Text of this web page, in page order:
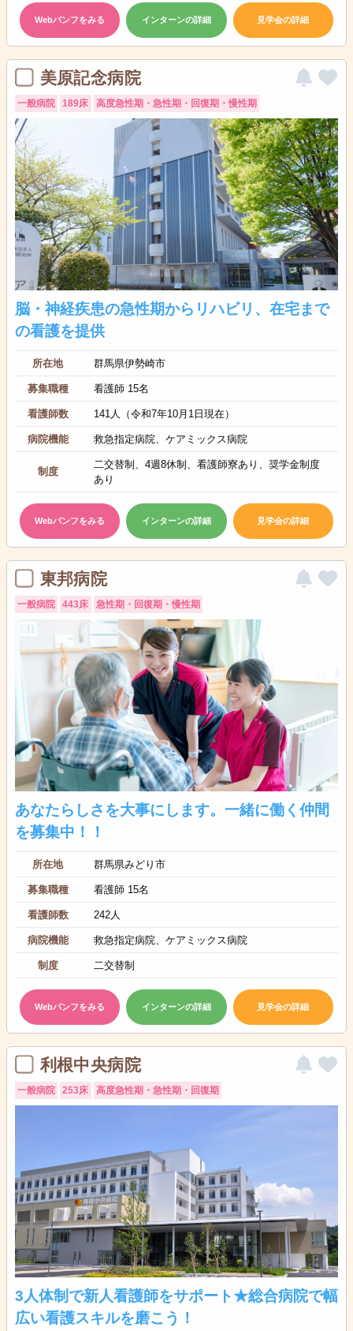
Webパンフをみる インターンの詳細 見学会の詳細
美原記念病院
一般病院 189床 高度急性期・急性期・回復期・慢性期
脳・神経疾患の急性期からリハビリ、在宅まで
の看護を提供
所在地 群馬県伊勢崎市
募集職種 看護師 15名
看護師数 141人（令和7年10月1日現在）
病院機能 救急指定病院、ケアミックス病院
制度
二交替制、4週8休制、看護師寮あり、奨学金制度
あり
Webパンフをみる インターンの詳細 見学会の詳細
東邦病院
一般病院 443床 急性期・回復期・慢性期
あなたらしさを大事にします。一緒に働く仲間
を募集中！！
所在地 群馬県みどり市
募集職種 看護師 15名
看護師数 242人
病院機能 救急指定病院、ケアミックス病院
制度 二交替制
Webパンフをみる インターンの詳細 見学会の詳細
利根中央病院
一般病院 253床 高度急性期・急性期・回復期
3人体制で新人看護師をサポート★総合病院で幅
広い看護スキルを磨こう！